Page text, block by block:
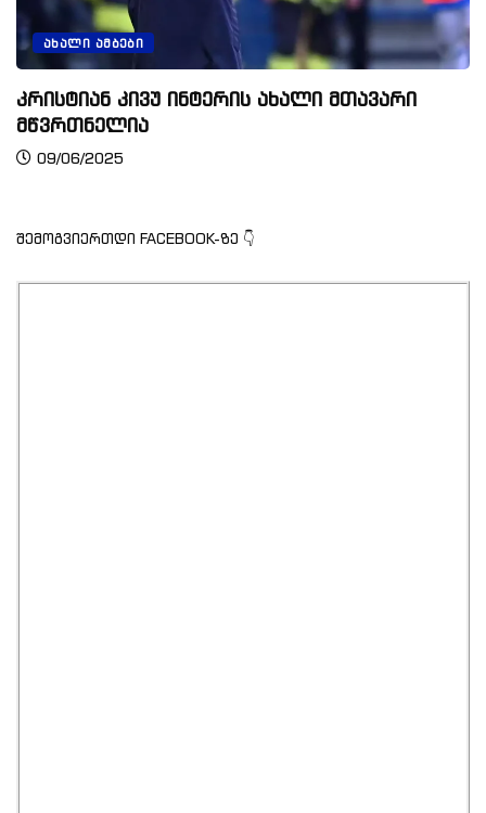
ᲐᲮᲐᲚᲘ ᲐᲛᲑᲔᲑᲘ
კრისტიან კივუ ინტერის ახალი მთავარი
მწვრთნელია
09/06/2025
შემოგვიერთდი FACEBOOK-ზე 👇